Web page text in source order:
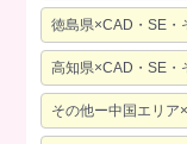
徳島県×CAD・SE・
高知県×CAD・SE・
その他ー中国エリア